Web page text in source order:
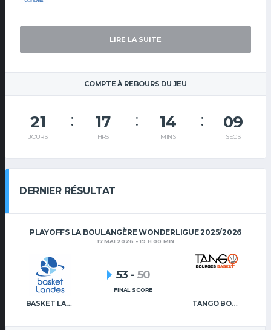
LIRE LA SUITE
COMPTE À REBOURS DU JEU
21
JOURS
17
HRS
14
MINS
08
SECS
DERNIER RÉSULTAT
PLAYOFFS LA BOULANGÈRE WONDERLIGUE 2025/2026
17 MAI 2026 - 19 H 00 MIN
BASKET LANDES TANGO BOURGES BASKET
53 - 50
FINAL SCORE